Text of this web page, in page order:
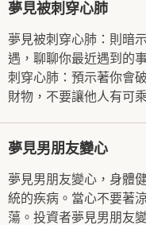
夢見被刺穿心肺
夢見被刺穿心肺：則暗
遇，聊聊你最近遇到的
刺穿心肺：預示著你會
財物，不要讓他人有可
夢見男朋友變心
夢見男朋友變心，身體
統的疾病。當心不要著
蕩。投資者夢見男朋友